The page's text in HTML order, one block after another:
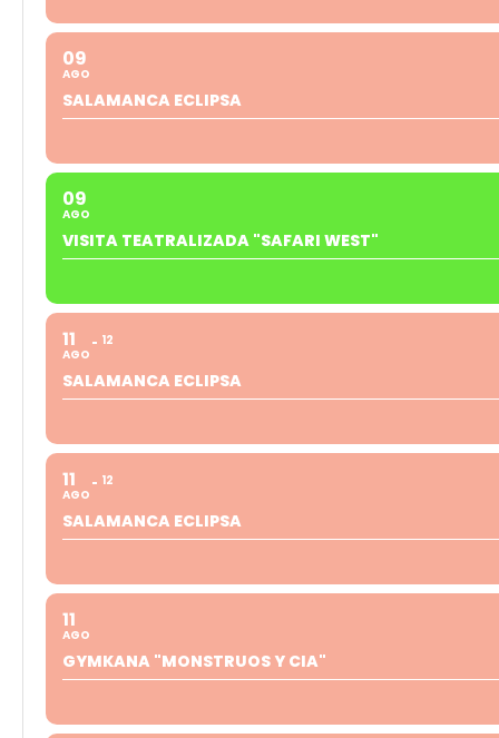
09
AGO
SALAMANCA ECLIPSA
09
AGO
VISITA TEATRALIZADA "SAFARI WEST"
11
AGO
12
SALAMANCA ECLIPSA
11
AGO
12
SALAMANCA ECLIPSA
11
AGO
GYMKANA "MONSTRUOS Y CIA"